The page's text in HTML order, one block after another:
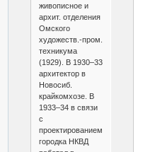
живописное и
архит. отделения
Омского
художеств.-пром.
техникума
(1929). В 1930–33
архитектор в
Новосиб.
крайкомхозе. В
1933–34 в связи
с
проектированием
городка НКВД